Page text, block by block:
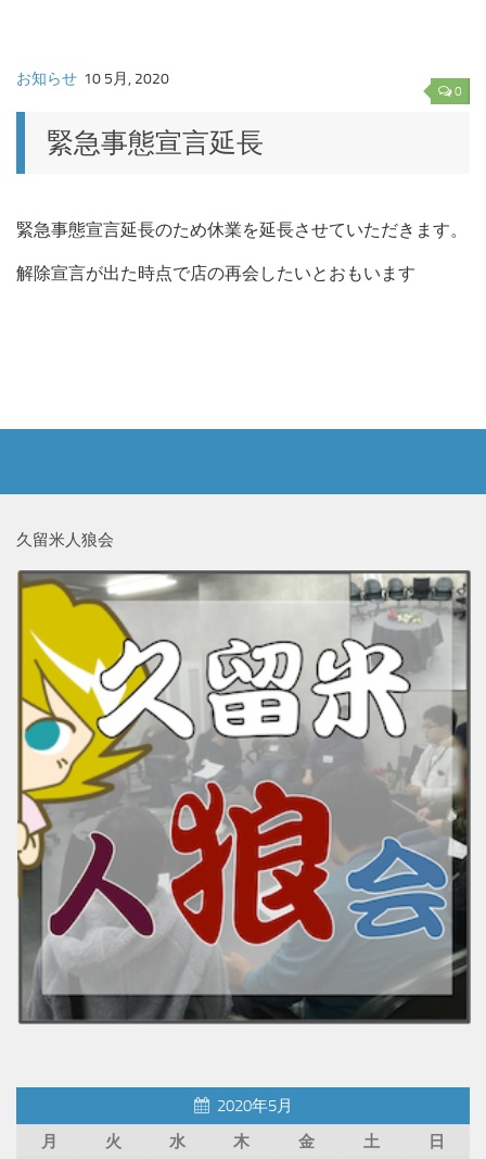
0
お知らせ 10 5月, 2020
緊急事態宣言延長
緊急事態宣言延長のため休業を延長させていただきます。
解除宣言が出た時点で店の再会したいとおもいます
久留米人狼会
2020年5月
月
火 水 木 金 土 日